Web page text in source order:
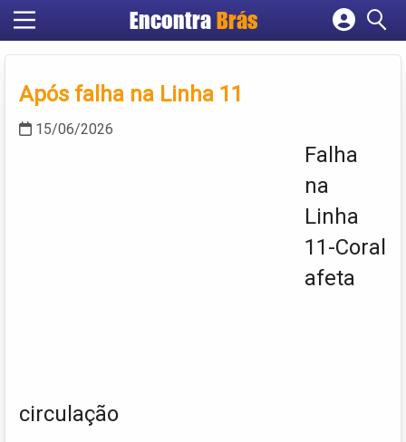
Encontra Brás
Cadastrar empresa
Criar conta
Após falha na Linha 11
15/06/2026
Falha
na
Linha
11-Coral
afeta
circulação